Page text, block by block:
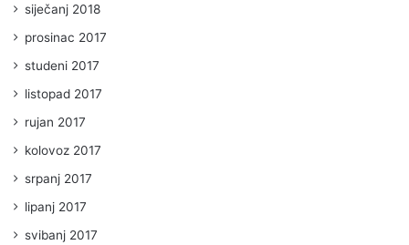
siječanj 2018
prosinac 2017
studeni 2017
listopad 2017
rujan 2017
kolovoz 2017
srpanj 2017
lipanj 2017
svibanj 2017